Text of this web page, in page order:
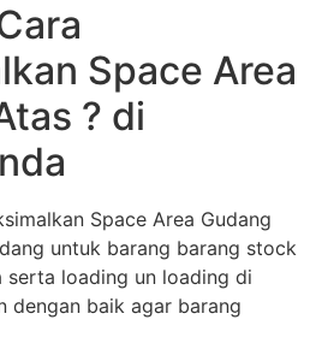
Space Area
? di
Space Area Gudang
untuk barang barang stock
serta loading un loading di
dengan baik agar barang